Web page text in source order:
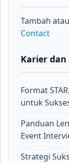
Tambah
Contact
Karier dan
Format
untuk
Panduan
Event
Strategi